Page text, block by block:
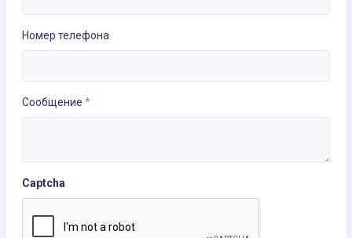
Номер телефона
Сообщение *
Captcha